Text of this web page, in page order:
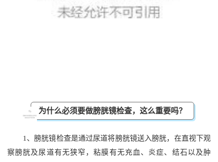
为什么必须要做膀胱镜检查，这么重要吗？
1、膀胱镜检查是通过尿道将膀胱镜送入膀胱，在直视下观
察膀胱及尿道有无狭窄，粘膜有无充血、炎症、结石以及肿